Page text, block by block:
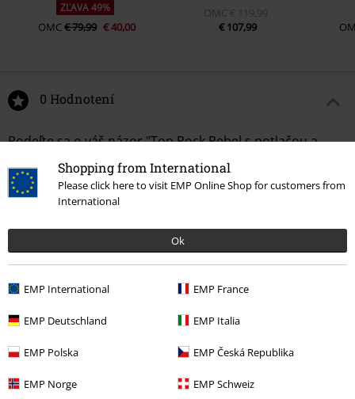
Shopping from International
Please click here to visit EMP Online Shop for customers from
International
Ok
EMP International EMP France
EMP Deutschland EMP Italia
EMP Polska EMP Česká Republika
EMP Norge EMP Schweiz
ZĽAVA 49%
OMC€ 79,99 € 40,00
OMC € 119,99
€ 107,99
0 Hodnotení
Podeľte sa o váš názor "Top Rock Rebel s potlačou a
Napísať hodnotenie